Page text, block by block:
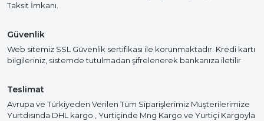
Taksit İmkanı.
Güvenlik
Web sitemiz SSL Güvenlik sertifikası ile korunmaktadır. Kredi kartı
bilgileriniz, sistemde tutulmadan şifrelenerek bankanıza iletilir
Teslimat
Avrupa ve Türkiyeden Verilen Tüm Siparişlerimiz Müşterilerimize
Yurtdısında DHL kargo , Yurtiçinde Mng Kargo ve Yurtiçi Kargoyla